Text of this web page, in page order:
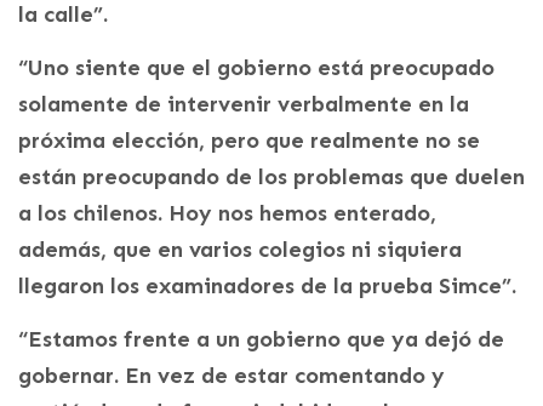
la calle”.
“Uno siente que el gobierno está preocupado
solamente de intervenir verbalmente en la
próxima elección, pero que realmente no se
están preocupando de los problemas que duelen
a los chilenos. Hoy nos hemos enterado,
además, que en varios colegios ni siquiera
llegaron los examinadores de la prueba Simce”.
“Estamos frente a un gobierno que ya dejó de
gobernar. En vez de estar comentando y